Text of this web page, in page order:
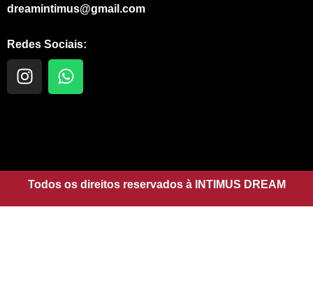
dreamintimus@gmail.com
Redes Sociais:
I
n
r
a
m
W
h
p
p
Todos os direitos reservados à INTIMUS DREAM